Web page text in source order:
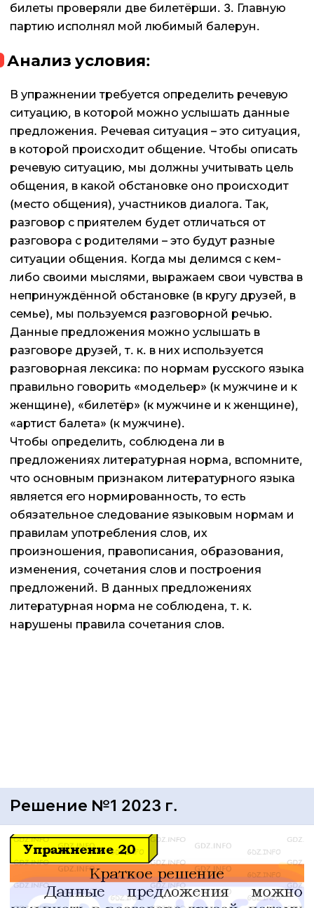
билеты проверяли две билетёрши. 3. Главную
партию исполнял мой любимый балерун.
Анализ условия:
В упражнении требуется определить речевую
ситуацию, в которой можно услышать данные
предложения. Речевая ситуация – это ситуация,
в которой происходит общение. Чтобы описать
речевую ситуацию, мы должны учитывать цель
общения, в какой обстановке оно происходит
(место общения), участников диалога. Так,
разговор с приятелем будет отличаться от
разговора с родителями – это будут разные
ситуации общения. Когда мы делимся с кем-
либо своими мыслями, выражаем свои чувства в
непринуждённой обстановке (в кругу друзей, в
семье), мы пользуемся разговорной речью.
Данные предложения можно услышать в
разговоре друзей, т. к. в них используется
разговорная лексика: по нормам русского языка
правильно говорить «модельер» (к мужчине и к
женщине), «билетёр» (к мужчине и к женщине),
«артист балета» (к мужчине).
Чтобы определить, соблюдена ли в
предложениях литературная норма, вспомните,
что основным признаком литературного языка
является его нормированность, то есть
обязательное следование языковым нормам и
правилам употребления слов, их
произношения, правописания, образования,
изменения, сочетания слов и построения
предложений. В данных предложениях
литературная норма не соблюдена, т. к.
нарушены правила сочетания слов.
Решение №1 2023 г.